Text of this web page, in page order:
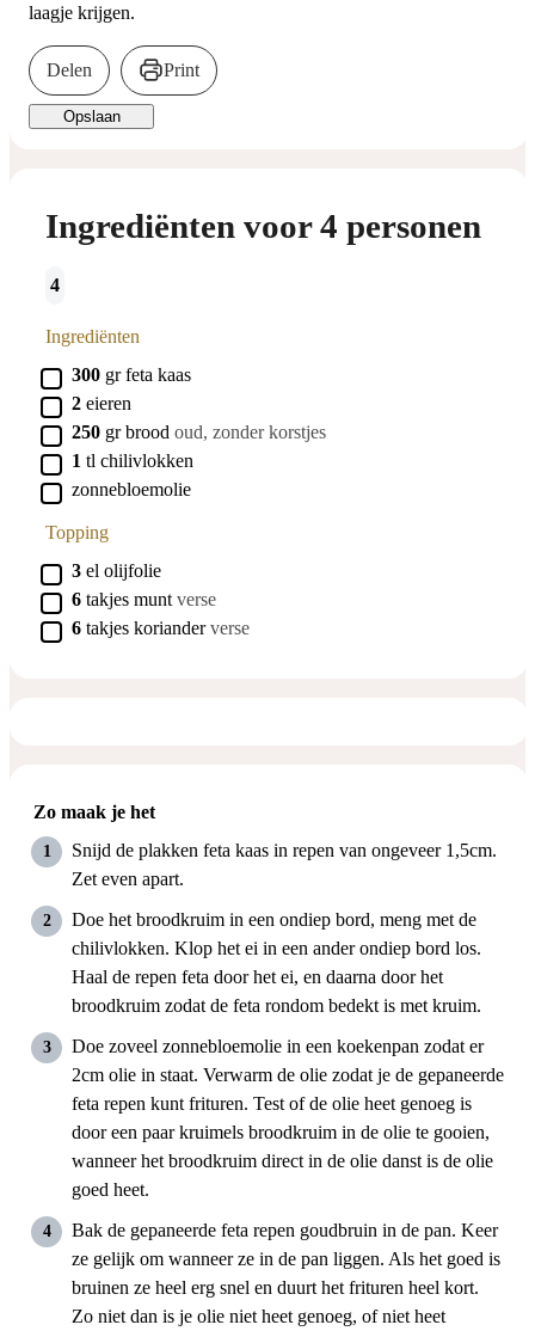
laagje krijgen.
Delen Print
Opslaan
Ingrediënten voor 4 personen
4
Ingrediënten
▢
300 gr feta kaas
▢
2 eieren
▢
250 gr brood oud, zonder korstjes
▢
1 tl chilivlokken
▢
zonnebloemolie
Topping
▢
3 el olijfolie
▢
6 takjes munt verse
▢
6 takjes koriander verse
Zo maak je het
Snijd de plakken feta kaas in repen van ongeveer 1,5cm.
Zet even apart.
Doe het broodkruim in een ondiep bord, meng met de
chilivlokken. Klop het ei in een ander ondiep bord los.
Haal de repen feta door het ei, en daarna door het
broodkruim zodat de feta rondom bedekt is met kruim.
Doe zoveel zonnebloemolie in een koekenpan zodat er
2cm olie in staat. Verwarm de olie zodat je de gepaneerde
feta repen kunt frituren. Test of de olie heet genoeg is
door een paar kruimels broodkruim in de olie te gooien,
wanneer het broodkruim direct in de olie danst is de olie
goed heet.
Bak de gepaneerde feta repen goudbruin in de pan. Keer
ze gelijk om wanneer ze in de pan liggen. Als het goed is
bruinen ze heel erg snel en duurt het frituren heel kort.
Zo niet dan is je olie niet heet genoeg, of niet heet